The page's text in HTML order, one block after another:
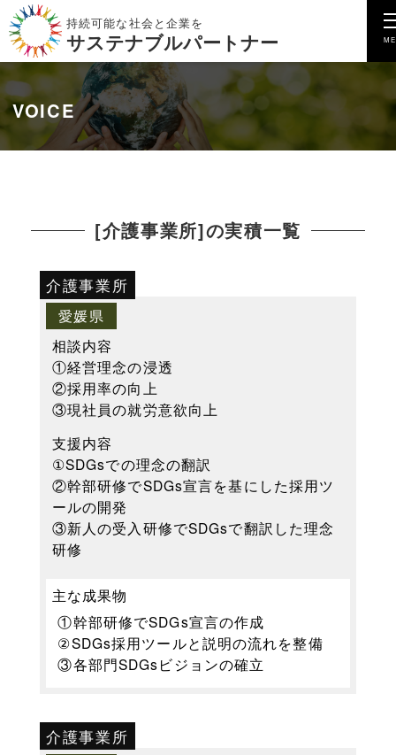
持続可能な社会と企業を
サステナブルパートナー
VOICE
[介護事業所]の実積一覧
介護事業所
愛媛県
相談内容
①経営理念の浸透
②採用率の向上
③現社員の就労意欲向上
支援内容
①SDGsでの理念の翻訳
②幹部研修でSDGs宣言を基にした採用ツ
ールの開発
③新人の受入研修でSDGsで翻訳した理念
研修
主な成果物
①幹部研修でSDGs宣言の作成
②SDGs採用ツールと説明の流れを整備
③各部門SDGsビジョンの確立
介護事業所